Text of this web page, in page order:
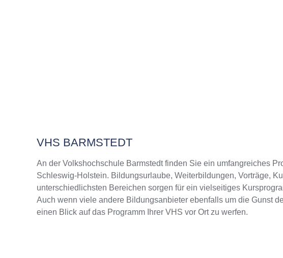
VHS BARMSTEDT
An der Volkshochschule Barmstedt finden Sie ein umfangreiches
Schleswig-Holstein. Bildungsurlaube, Weiterbildungen, Vorträge,
unterschiedlichsten Bereichen sorgen für ein vielseitiges
Auch wenn viele andere Bildungsanbieter ebenfalls um die Gunst
einen Blick auf das Programm Ihrer VHS vor Ort zu werfen.